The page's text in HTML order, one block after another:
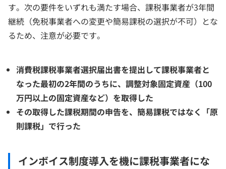
す。次の要件をいずれも満たす場合、課税事業者が3年間
継続（免税事業者への変更や簡易課税の選択が不可）とな
るため、注意が必要です。
消費税課税事業者選択届出書を提出して課税事業者と
なった最初の2年間のうちに、調整対象固定資産（100
万円以上の固定資産など）を取得した
その取得した課税期間の申告を、簡易課税ではなく「原
則課税」で行った
インボイス制度導入を機に課税事業者にな